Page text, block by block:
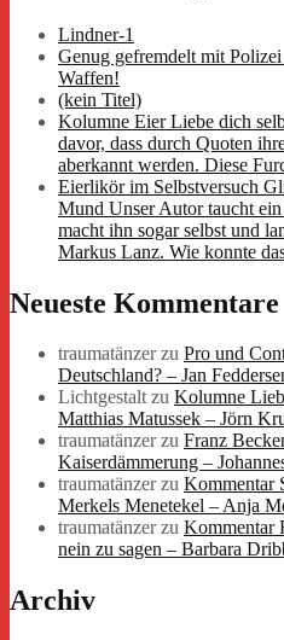
Lindner-1
Genug gefremdelt mit
Waffen!
(kein Titel)
Kolumne Eier Liebe dich
davor, dass durch Quoten
aberkannt werden. Diese
Eierlikör im Selbstversuch
Mund Unser Autor taucht
macht ihn sogar selbst und
Markus Lanz. Wie konnte
Neueste Kommentare
traumatänzerzu Pro und
Deutschland? – Jan
Lichtgestaltzu Kolumne
Matthias Matussek – Jörn
traumatänzerzu Franz
Kaiserdämmerung –
traumatänzerzu Kommentar
Merkels Menetekel – Anja
traumatänzerzu Kommentar
nein zu sagen – Barbara
Archiv